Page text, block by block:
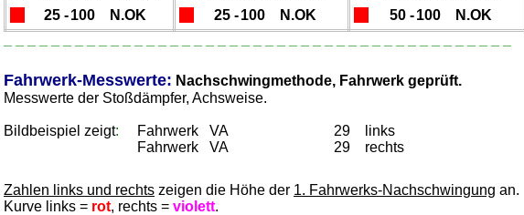
25 -100 N.OK 25 -100 N.OK 50 -100
N.OK
Fahrwerk-Messwerte: Nachschwingmethode, Fahrwerk geprüft.
Messwerte der Stoßdämpfer, Achsweise.
Bildbeispiel zeigt: Fahrwerk VA 29 links
Fahrwerk VA
29 rechts
Zahlen links und rechts zeigen die Höhe der 1. Fahrwerks-Nachschwingung an.
Kurve links = rot, rechts = violett.